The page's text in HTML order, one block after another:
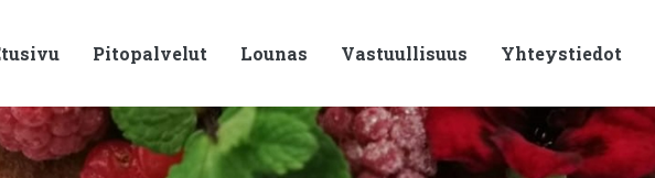
Pitopalvelut Lounas Vastuullisuus Yhteystiedot